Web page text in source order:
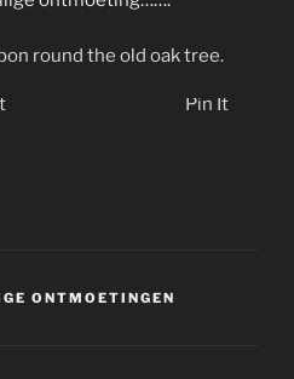
round the old oak tree.
Pin It
ONTMOETINGEN